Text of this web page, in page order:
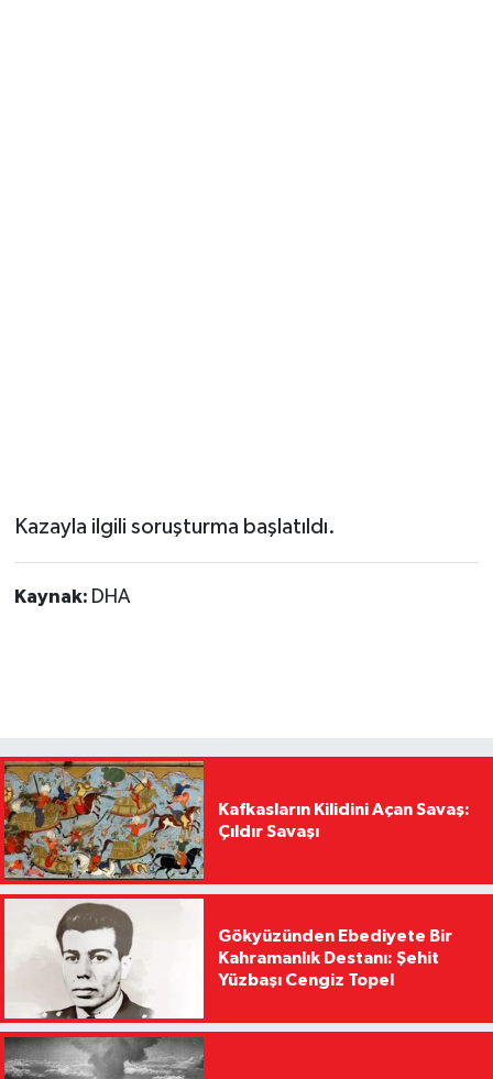
Kazayla ilgili soruşturma başlatıldı.
Kaynak: DHA
Kafkasların Kilidini Açan Savaş:
Çıldır Savaşı
Gökyüzünden Ebediyete Bir
Kahramanlık Destanı: Şehit
Yüzbaşı Cengiz Topel